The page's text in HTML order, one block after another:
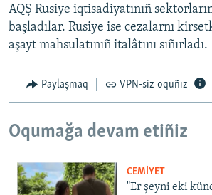
AQŞ Rusiye iqtisadiyatınıñ
başladılar. Rusiye ise cezalarnı
aşayt mahsulatınıñ italâtını sıñırladı.
Paylaşmaq VPN-siz oquñız
Oqumağa devam etiñiz
CEMİYET
"Er şeyni eki